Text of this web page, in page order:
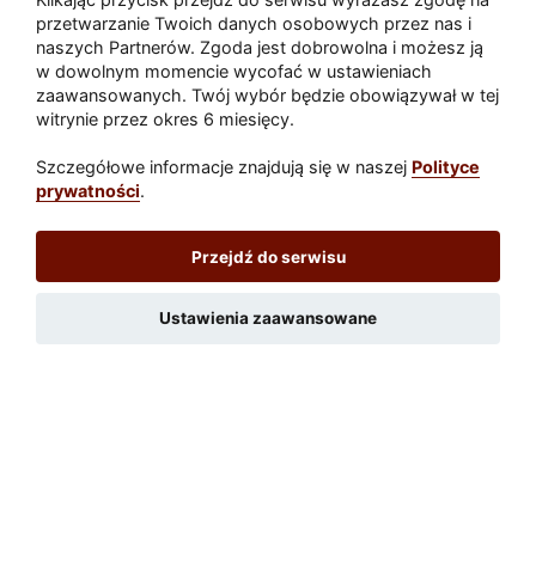
Wpływ jakości sit na efektywność
separacji ziarna
Odbiór balkonu, tarasu i loggii -
pułapki, które mogą kosztować Cię
tysiące
wybrać idealne miejsce do snu dla
Twojego dziecka?
przetwarzanie Twoich danych osobowych przez nas i
naszych Partnerów. Zgoda jest dobrowolna i możesz ją
w dowolnym momencie wycofać w ustawieniach
zaawansowanych. Twój wybór będzie obowiązywał w tej
witrynie przez okres 6 miesięcy.
Szczegółowe informacje znajdują się w naszej Polityce
prywatności.
Przejdź do serwisu
Ustawienia zaawansowane